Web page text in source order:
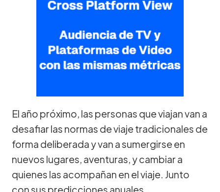
El año próximo, las personas que viajan van a
desafiar las normas de viaje tradicionales de
forma deliberada y van a sumergirse en
nuevos lugares, aventuras, y cambiar a
quienes las acompañan en el viaje. Junto
con sus predicciones anuales,